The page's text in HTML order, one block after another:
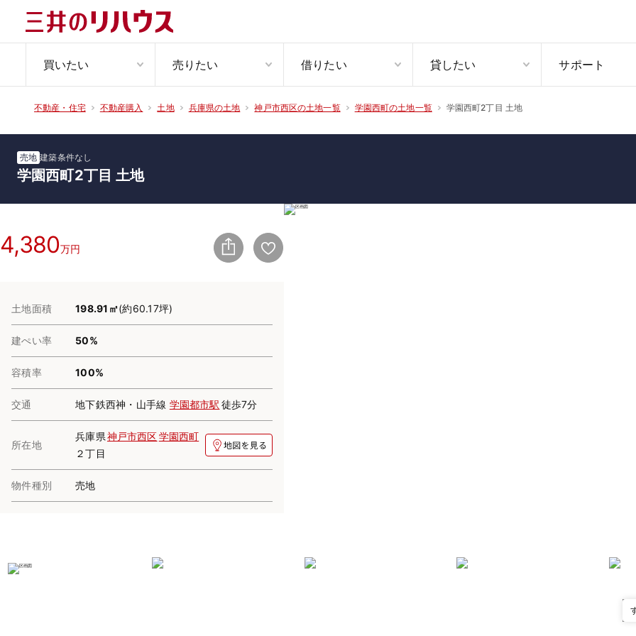
買いたい 売りたい 借りたい 貸したい サポート
不動産・住宅 不動産購入 土地 兵庫県の土地 神戸市西区の土地一覧 学園西町の土地一覧 学園西町2丁目 土地
売地 建築条件なし
学園西町2丁目 土地
4,380万円
土地面積 198.91㎡(約60.17坪)
建ぺい率 50%
容積率 100%
交通 地下鉄西神・山手線 学園都市駅 徒歩7分
所在地
兵庫県神戸市西区学園西町
２丁目
物件種別 売地